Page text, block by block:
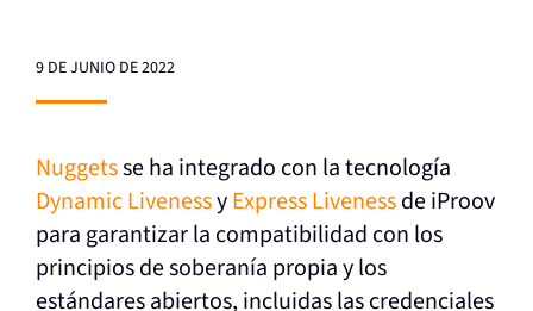
9 DE JUNIO DE 2022
Nuggetsse ha integrado con la tecnología
Dynamic LivenessyExpress Livenessde iProov
para garantizar la compatibilidad con los
principios de soberanía propia y los
estándares abiertos, incluidas las credenciales